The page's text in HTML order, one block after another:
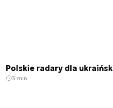
Polskie radary dla
3 min.